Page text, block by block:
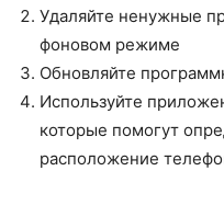
Удаляйте ненужные
фоновом режиме
Обновляйте
Используйте
которые помогут
расположение